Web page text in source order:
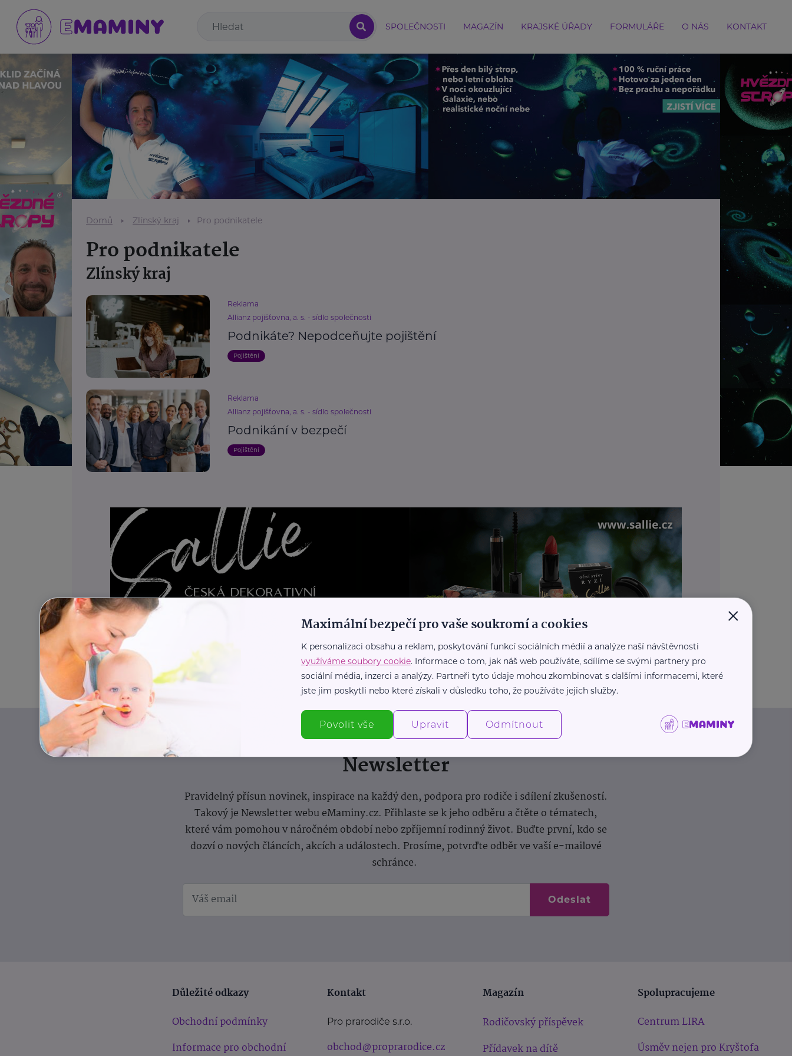
SPOLEČNOSTI MAGAZÍN KRAJSKÉ ÚŘADY FORMULÁŘE O NÁS KONTAKT
Domů Zlínský kraj Pro podnikatele
Pro podnikatele
Zlínský kraj
Reklama
Allianz pojišťovna, a. s. - sídlo společnosti
Podnikáte? Nepodceňujte pojištění
Pojištění
Reklama
Allianz pojišťovna, a. s. - sídlo společnosti
Podnikání v bezpečí
Pojištění
REKLAMA
Newsletter
Pravidelný přísun novinek, inspirace na každý den, podpora pro rodiče i sdílení zkušeností.
Takový je Newsletter webu eMaminy.cz. Přihlaste se k jeho odběru a čtěte o tématech,
které vám pomohou v náročném období nebo zpříjemní rodinný život. Buďte první, kdo se
dozví o nových článcích, akcích a událostech. Prosíme, potvrďte odběr ve vaší e-mailové
schránce.
Odeslat
Důležité odkazy
Obchodní podmínky
Informace pro obchodní
Kontakt
Pro prarodiče s.r.o.
obchod@proprarodice.cz
Magazín
Rodičovský příspěvek
Přídavek na dítě
Spolupracujeme
Centrum LIRA
Úsměv nejen pro Kryštofa
×
Maximální bezpečí pro vaše soukromí a cookies
K personalizaci obsahu a reklam, poskytování funkcí sociálních médií a analýze naší návštěvnosti
využíváme soubory cookie. Informace o tom, jak náš web používáte, sdílíme se svými partnery pro
sociální média, inzerci a analýzy. Partneři tyto údaje mohou zkombinovat s dalšími informacemi, které
jste jim poskytli nebo které získali v důsledku toho, že používáte jejich služby.
Povolit vše Upravit Odmítnout